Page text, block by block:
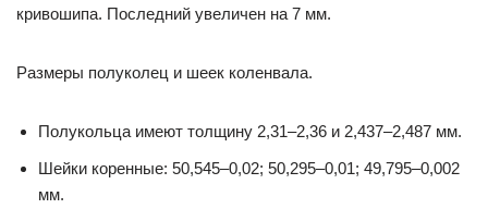
кривошипа. Последний увеличен на 7 мм.
Размеры полуколец и шеек коленвала.
Полукольца имеют толщину 2,31–2,36 и 2,437–2,487 мм.
Шейки коренные: 50,545–0,02; 50,295–0,01; 49,795–0,002
мм.